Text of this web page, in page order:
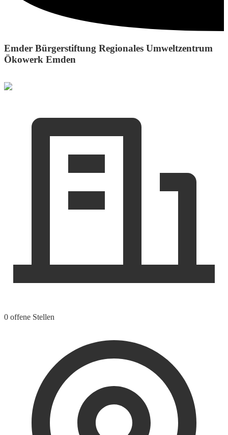
Emder Bürgerstiftung Regionales Umweltzentrum
Ökowerk Emden
0 offene Stellen